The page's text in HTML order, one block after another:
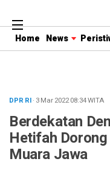
Home News
DPR RI· 3 Mar 202208:34WITA
Berdekatan
Hetifah
Muara Jawa